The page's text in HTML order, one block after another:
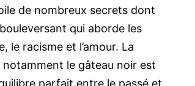
de nombreux secrets dont
qui aborde les
le racisme et l’amour. La
le gâteau noir est
parfait entre le passé et